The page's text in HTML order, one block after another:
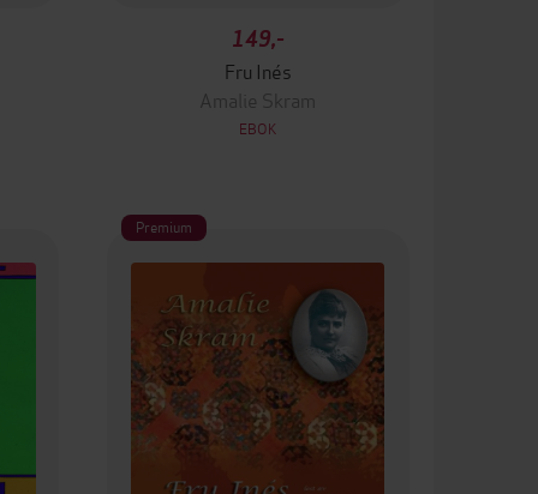
149,-
Fru Inés
Amalie Skram
EBOK
Premium